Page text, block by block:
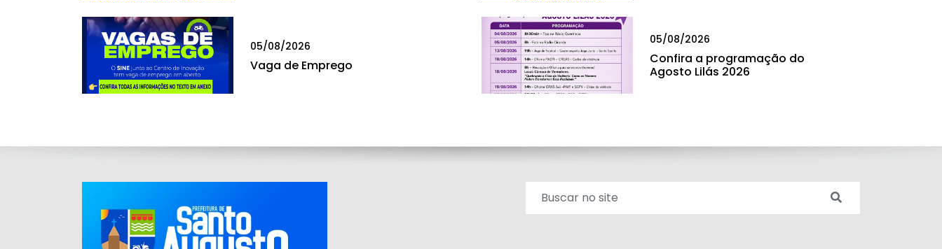
05/08/2026
Vaga de Emprego
05/08/2026
Confira a programação do
Agosto Lilás 2026